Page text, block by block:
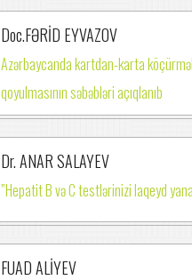
Doc.FƏRİD EYVAZOV
Azərbaycanda kartdan-karta
qoyulmasının səbəbləri açıqlanıb
Dr. ANAR SALAYEV
”Hepatit B və C testlərinizi laqeyd
FUAD ALİYEV